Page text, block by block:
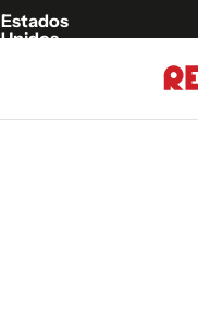
Estados
Unidos